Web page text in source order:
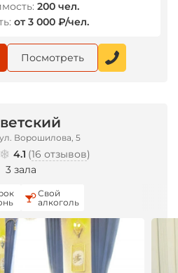
200 чел.
от 3 000 ₽/чел.
Посмотреть
Ворошилова, 5
4.1 (16 отзывов)
3 зала
Свой
алкоголь